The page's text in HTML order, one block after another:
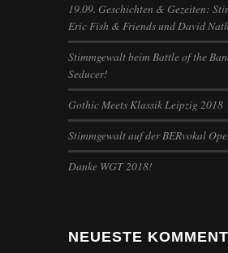
19.09. Geschichten & Gezeiten:
Eric Fish & Friends und David
Stimmgewalt beim Battle of the
Seducer!
Gothic Meets Klassik Leipzig 2018
Stimmgewalt auf der BERvokal
Danke WGT 2018!
NEUESTE